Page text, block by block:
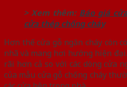
> Xem thêm: Báo giá
cửa thép chống cháy
Hơn thế cửa gỗ ngăn cháy còn
nhã và mang hơi hướng hiện
rãi hơn cả so với các dòng cửa
của mẫu cửa gỗ chống cháy